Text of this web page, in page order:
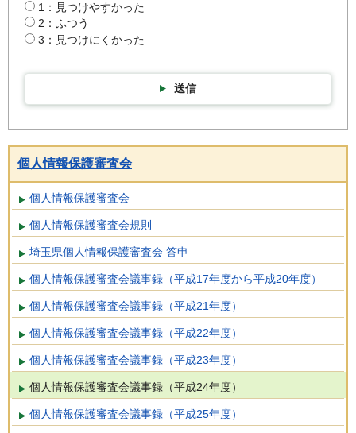
1：見つけやすかった
2：ふつう
3：見つけにくかった
送信
個人情報保護審査会
個人情報保護審査会
個人情報保護審査会規則
埼玉県個人情報保護審査会 答申
個人情報保護審査会議事録（平成17年度から平成20年度）
個人情報保護審査会議事録（平成21年度）
個人情報保護審査会議事録（平成22年度）
個人情報保護審査会議事録（平成23年度）
個人情報保護審査会議事録（平成24年度）
個人情報保護審査会議事録（平成25年度）